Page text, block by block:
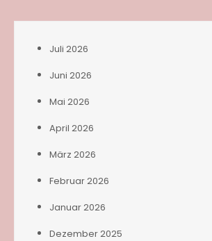
Juli 2026
Juni 2026
Mai 2026
April 2026
März 2026
Februar 2026
Januar 2026
Dezember 2025